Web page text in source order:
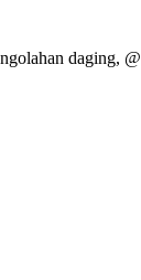
daging,